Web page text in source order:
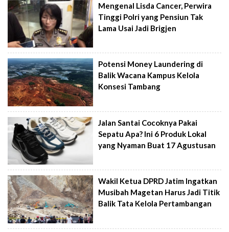
Mengenal Lisda Cancer, Perwira
Tinggi Polri yang Pensiun Tak
Lama Usai Jadi Brigjen
Potensi Money Laundering di
Balik Wacana Kampus Kelola
Konsesi Tambang
Jalan Santai Cocoknya Pakai
Sepatu Apa? Ini 6 Produk Lokal
yang Nyaman Buat 17 Agustusan
Wakil Ketua DPRD Jatim Ingatkan
Musibah Magetan Harus Jadi Titik
Balik Tata Kelola Pertambangan